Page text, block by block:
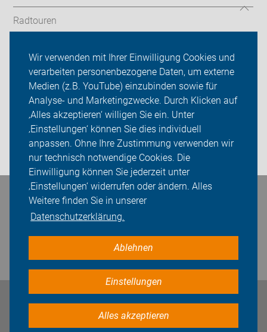
Wir verwenden mit Ihrer Einwilligung Cookies und
verarbeiten personenbezogene Daten, um externe
Medien (z.B. YouTube) einzubinden sowie für
Analyse- und Marketingzwecke. Durch Klicken auf
‚Alles akzeptieren‘ willigen Sie ein. Unter
‚Einstellungen‘ können Sie dies individuell
anpassen. Ohne Ihre Zustimmung verwenden wir
nur technisch notwendige Cookies. Die
Einwilligung können Sie jederzeit unter
‚Einstellungen‘ widerrufen oder ändern. Alles
Weitere finden Sie in unserer
Datenschutzerklärung.
Ablehnen
Einstellungen
Alles akzeptieren
Radtouren
ADFC Dinslaken-Voerde
Sei dabei
Presse
Login
Bleiben Sie in Kontakt